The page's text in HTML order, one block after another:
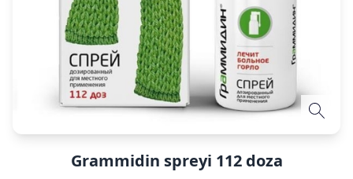
Grammidin spreyi 112 doza